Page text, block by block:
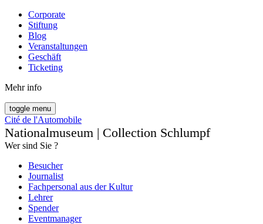
Corporate
Stiftung
Blog
Veranstaltungen
Geschäft
Ticketing
Mehr info
toggle menu
Cité de l'Automobile
Nationalmuseum | Collection Schlumpf
Wer sind Sie ?
Besucher
Journalist
Fachpersonal aus der Kultur
Lehrer
Spender
Eventmanager